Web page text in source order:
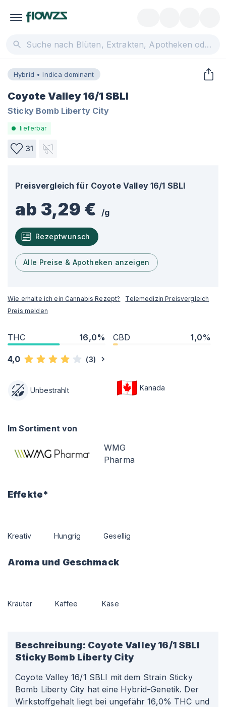
Hybrid • Indica dominant
Coyote Valley 16/1 SBLI
Sticky Bomb Liberty City
lieferbar
31
Preisvergleich für Coyote Valley 16/1 SBLI
ab 3,29 € /g
Rezeptwunsch
Alle Preise & Apotheken anzeigen
Wie erhalte ich ein Cannabis Rezept?
Telemedizin Preisvergleich
Preis melden
THC 16,0% CBD 1,0%
4,0 (3)
Unbestrahlt Kanada
Im Sortiment von
WMG
Pharma
Effekte*
Kreativ Hungrig Gesellig
Aroma und Geschmack
Kräuter Kaffee Käse
Beschreibung: Coyote Valley 16/1 SBLI
Sticky Bomb Liberty City
Coyote Valley 16/1 SBLI mit dem Strain Sticky
Bomb Liberty City hat eine Hybrid-Genetik. Der
Wirkstoffgehalt liegt bei ungefähr 16,0% THC und